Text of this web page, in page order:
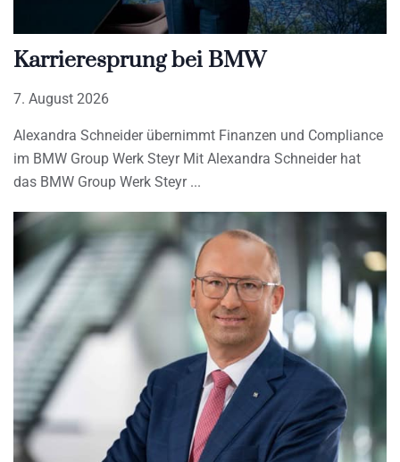
Karrieresprung bei BMW
7. August 2026
Alexandra Schneider übernimmt Finanzen und Compliance
im BMW Group Werk Steyr Mit Alexandra Schneider hat
das BMW Group Werk Steyr